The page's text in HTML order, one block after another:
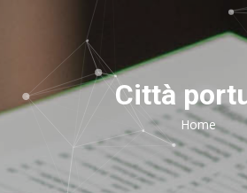
Città
Home